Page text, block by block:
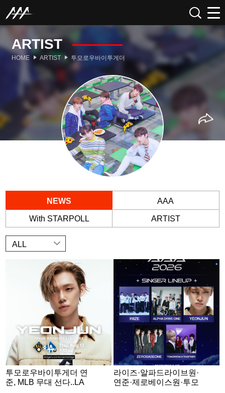
ARTIST
HOME ARTIST 투모로우바이투게더
NEWS AAA
With STARPOLL ARTIST
ALL
투모로우바이투게더 연
준, MLB 무대 선다..LA
라이즈·알파드라이브원·
연준·제로베이스원·투모